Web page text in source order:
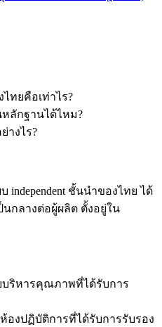
ทยคือเท่าไร?
หลักฐานได้ไหม?
างไร?
ชั้นนำของไทย ได้
นกลางต่อผู้ผลิต ตั้งอยู่ใน
บริหารคุณภาพที่ได้รับการ
องปฏิบัติการที่ได้รับการรับรอง